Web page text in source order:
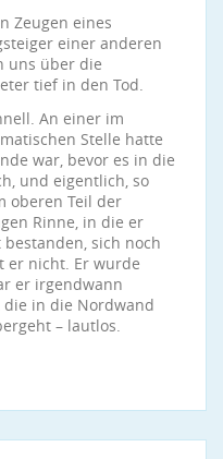
Zeugen eines
einer anderen
uns über die
tief in den Tod.
An einer im
Stelle hatte
war, bevor es in die
und eigentlich, so
oberen Teil der
Rinne, in die er
sich noch
er nicht. Er wurde
er irgendwann
in die Nordwand
– lautlos.